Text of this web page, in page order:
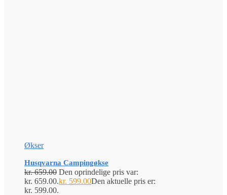
Økser
Husqvarna Campingøkse
kr.659.00 Den oprindelige pris var:
kr. 659.00.kr. 599.00Den aktuelle pris er:
kr. 599.00.